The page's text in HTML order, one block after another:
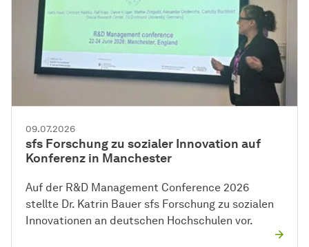
09.07.2026
sfs Forschung zu sozialer Innovation auf
Konferenz in Manchester
Auf der R&D Management Conference 2026
stellte Dr. Katrin Bauer sfs Forschung zu sozialen
Innovationen an deutschen Hochschulen vor.